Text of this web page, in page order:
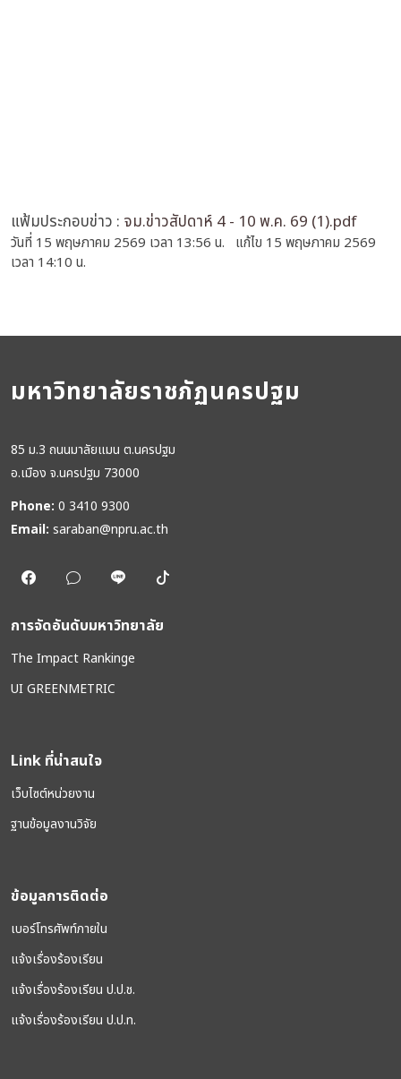
แฟ้มประกอบข่าว : จม.ข่าวสัปดาห์ 4 - 10 พ.ค. 69 (1).pdf
วันที่ 15 พฤษภาคม 2569 เวลา 13:56 น. แก้ไข 15 พฤษภาคม 2569
เวลา 14:10 น.
มหาวิทยาลัยราชภัฏนครปฐม
85 ม.3 ถนนมาลัยแมน ต.นครปฐม
อ.เมือง จ.นครปฐม 73000
Phone: 0 3410 9300
Email: saraban@npru.ac.th
การจัดอันดับมหาวิทยาลัย
The Impact Rankinge
UI GREENMETRIC
Link ที่น่าสนใจ
เว็บไซต์หน่วยงาน
ฐานข้อมูลงานวิจัย
ข้อมูลการติดต่อ
เบอร์โทรศัพท์ภายใน
แจ้งเรื่องร้องเรียน
แจ้งเรื่องร้องเรียน ป.ป.ช.
แจ้งเรื่องร้องเรียน ป.ป.ท.